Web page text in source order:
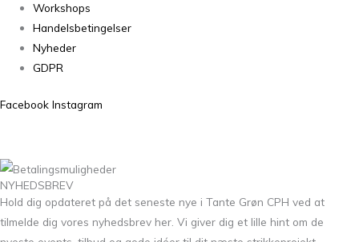
Workshops
Handelsbetingelser
Nyheder
GDPR
Facebook Instagram
NYHEDSBREV
Hold dig opdateret på det seneste nye i Tante Grøn CPH ved at
tilmelde dig vores nyhedsbrev her. Vi giver dig et lille hint om de